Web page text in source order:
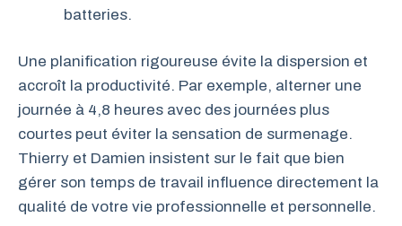
batteries.
Une planification rigoureuse évite la dispersion et
accroît la productivité. Par exemple, alterner une
journée à 4,8 heures avec des journées plus
courtes peut éviter la sensation de surmenage.
Thierry et Damien insistent sur le fait que bien
gérer son temps de travail influence directement la
qualité de votre vie professionnelle et personnelle.